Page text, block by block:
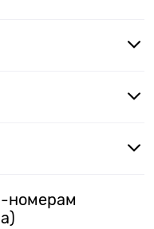
номерам